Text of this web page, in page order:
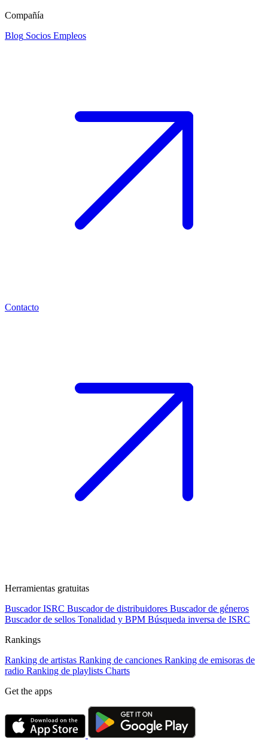
Compañía
Blog Socios Empleos
Contacto
Herramientas gratuitas
Buscador ISRC Buscador de distribuidores Buscador de géneros
Buscador de sellos Tonalidad y BPM Búsqueda inversa de ISRC
Rankings
Ranking de artistas Ranking de canciones Ranking de emisoras de
radio Ranking de playlists Charts
Get the apps